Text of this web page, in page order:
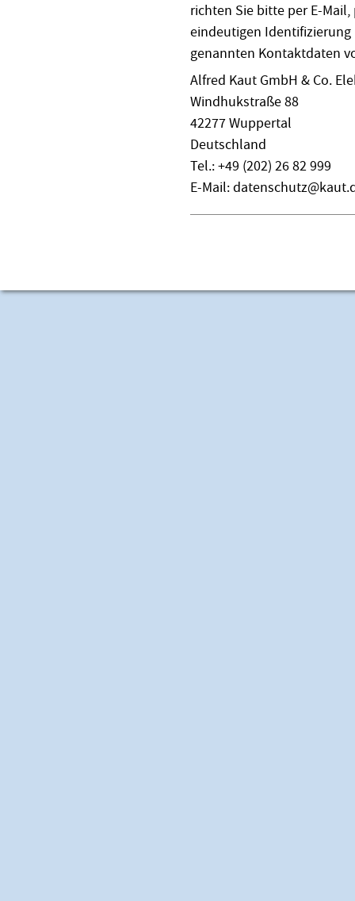
richten Sie bitte per E-
eindeutigen
genannten Kontaktdaten
Alfred Kaut GmbH & Co.
Windhukstraße 88
42277 Wuppertal
Deutschland
Tel.: +49 (202) 26 82 999
E-Mail: